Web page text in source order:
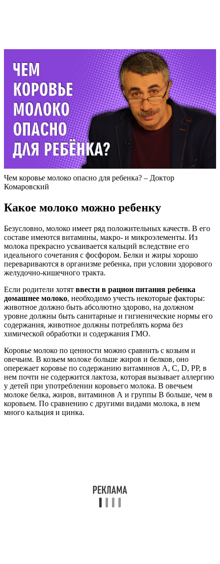
Чем коровье молоко опасно для ребенка? – Доктор
Комаровский
Какое молоко можно ребенку
Безусловно, молоко имеет ряд положительных качеств. В его
составе имеются витамины, макро- и микроэлементы. Из
молока прекрасно усваивается кальций вследствие его
идеального сочетания с фосфором. Белки и жиры хорошо
перевариваются в организме ребенка, при условии здорового
желудочно-кишечного тракта.
Если родители хотят ввести в рацион питания ребенка
домашнее молоко, необходимо учесть некоторые факторы:
животное должно быть абсолютно здорово, на должном
уровне должны быть санитарные и гигиенические нормы его
содержания, животное должны потреблять корма без
химической обработки и содержания ГМО.
Коровье молоко по ценности можно сравнить с козьим и
овечьим. В козьем молоке больше жиров и белков, оно
опережает коровье по содержанию витаминов A, C, D, PP, в
нем почти не содержится лактоза, которая вызывает аллергию
у детей при употреблении коровьего молока. В овечьем
молоке белка, жиров, витаминов А и группы В больше, чем в
коровьем. По сравнению с другими видами молока, в нем
много кальция и цинка.